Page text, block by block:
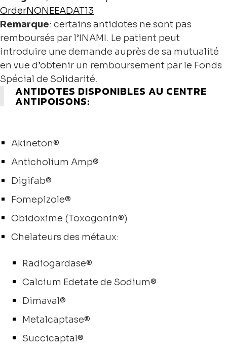
OrderNONEEADAT13
Remarque: certains antidotes ne sont pas
remboursés par l’INAMI. Le patient peut
introduire une demande auprès de sa mutualité
en vue d’obtenir un remboursement par le Fonds
Spécial de Solidarité.
ANTIDOTES DISPONIBLES AU CENTRE
ANTIPOISONS:
Akineton®
Anticholium Amp®
Digifab®
Fomepizole®
Obidoxime (Toxogonin®)
Chelateurs des métaux:
Radiogardase®
Calcium Edetate de Sodium®
Dimaval®
Metalcaptase®
Succicaptal®